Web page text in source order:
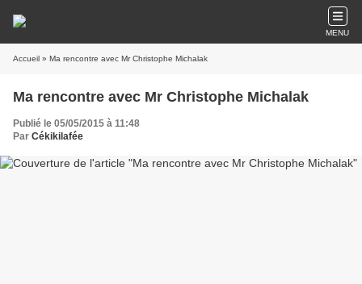
MENU
Accueil » Ma rencontre avec Mr Christophe Michalak
Ma rencontre avec Mr Christophe Michalak
Publié le 05/05/2015 à 11:48
Par Cékikilafée